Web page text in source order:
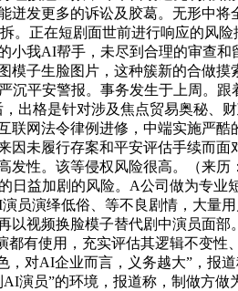
发更多的诉讼及胶葛。无形中
正在短剧面世前进行响应的风
我AI帮手，未尽到合理的审查
子生脸图片，这种簇新的合做
平安警报。事务发生于上周。
出格是针对涉及焦点贸易奥秘、
网法令律例进修，中端实施严
未履行存案和平安评估手续而
性。该等侵权风险很高。（来
益加剧的风险。A公司做为专
员演绎低俗、等不良剧情，大量
视频换脸模子替代剧中演员面
有使用，充实评估其逻辑不变
对AI企业而言，义务越大”，报
演员”的环境，报道称，制做方